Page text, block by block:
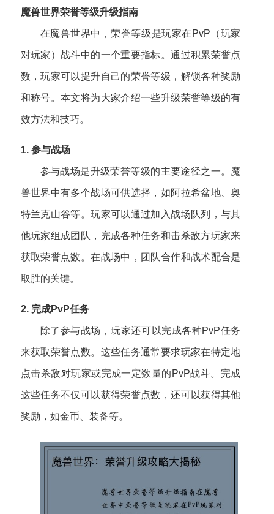
魔兽世界荣誉等级升级指南
在魔兽世界中，荣誉等级是玩家在PvP（玩家
对玩家）战斗中的一个重要指标。通过积累荣誉点
数，玩家可以提升自己的荣誉等级，解锁各种奖励
和称号。本文将为大家介绍一些升级荣誉等级的有
效方法和技巧。
1. 参与战场
参与战场是升级荣誉等级的主要途径之一。魔
兽世界中有多个战场可供选择，如阿拉希盆地、奥
特兰克山谷等。玩家可以通过加入战场队列，与其
他玩家组成团队，完成各种任务和击杀敌方玩家来
获取荣誉点数。在战场中，团队合作和战术配合是
取胜的关键。
2. 完成PvP任务
除了参与战场，玩家还可以完成各种PvP任务
来获取荣誉点数。这些任务通常要求玩家在特定地
点击杀敌对玩家或完成一定数量的PvP战斗。完成
这些任务不仅可以获得荣誉点数，还可以获得其他
奖励，如金币、装备等。